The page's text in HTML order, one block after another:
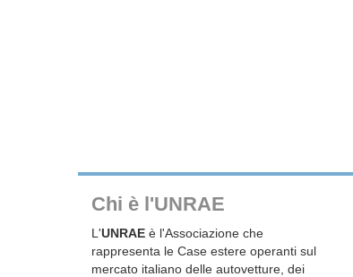
Chi è l'UNRAE
L'UNRAE è l'Associazione che
rappresenta le Case estere operanti sul
mercato italiano delle autovetture, dei